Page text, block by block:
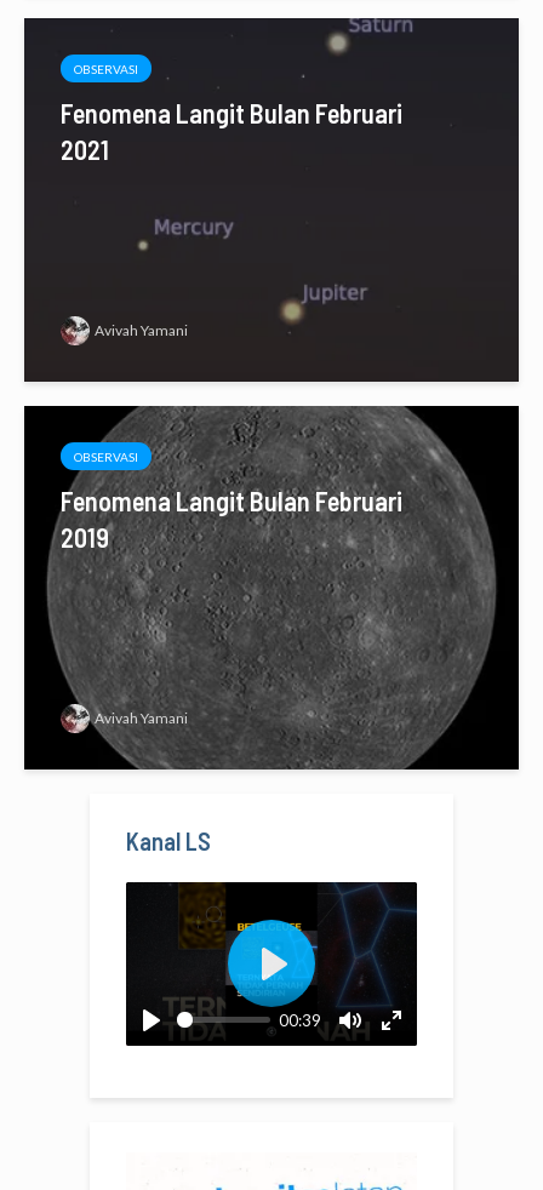
OBSERVASI
Fenomena Langit Bulan Februari
2021
Avivah Yamani
OBSERVASI
Fenomena Langit Bulan Februari
2019
Avivah Yamani
Kanal LS